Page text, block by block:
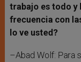
trabajo es todo y
frecuencia con
lo ve usted?
–Abad Wolf: Para